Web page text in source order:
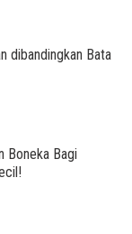
dibandingkan Bata
Boneka Bagi